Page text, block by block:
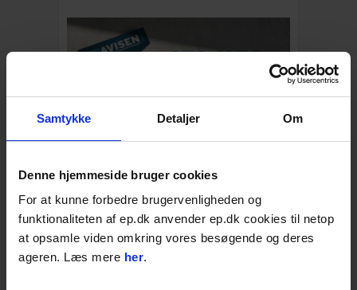
Samtykke Detaljer Om
Denne hjemmeside bruger cookies
For at kunne forbedre brugervenligheden og
funktionaliteten af ep.dk anvender ep.dk cookies til netop
at opsamle viden omkring vores besøgende og deres
ageren. Læs mere her.
EP Avisen | Stor udvalg af Værktøj
Se derudover også vores brede udvalg af
kvalitetsprodukter til skarpe priser, nyheder
og unikke tilbud.